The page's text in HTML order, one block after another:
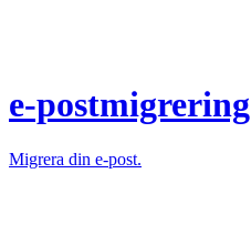
e-postmigrering
Migrera din e-post.